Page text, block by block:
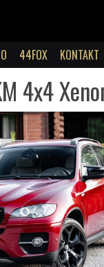
44FOX KONTAKT
4x4